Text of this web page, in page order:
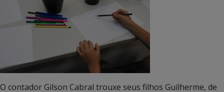
O contador Gilson Cabral trouxe seus filhos Guilherme, de